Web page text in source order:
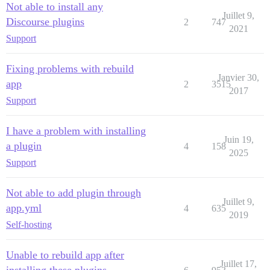
Not able to install any
Discourse plugins
Support
2 747
Juillet 9,
2021
Fixing problems with rebuild
app
Support
2 3515
Janvier 30,
2017
I have a problem with installing
a plugin
Support
4 158
Juin 19,
2025
Not able to add plugin through
app.yml
Self-hosting
4 635
Juillet 9,
2019
Unable to rebuild app after
Juillet 17,